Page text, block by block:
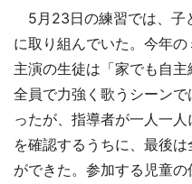
5月23日の練習では、子
に取り組んでいた。今年の
主演の生徒は「家でも自主
全員で力強く歌うシーン
ったが、指導者が一人一
を確認するうちに、最後
ができた。参加する児童